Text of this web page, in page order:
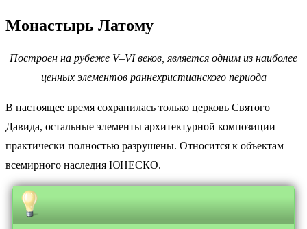
Монастырь Латому
Построен на рубеже V–VIвеков, является одним из наиболее
ценных элементов раннехристианского периода
В настоящее время сохранилась только церковь Святого
Давида, остальные элементы архитектурной композиции
практически полностью разрушены. Относится к объектам
всемирного наследия ЮНЕСКО.